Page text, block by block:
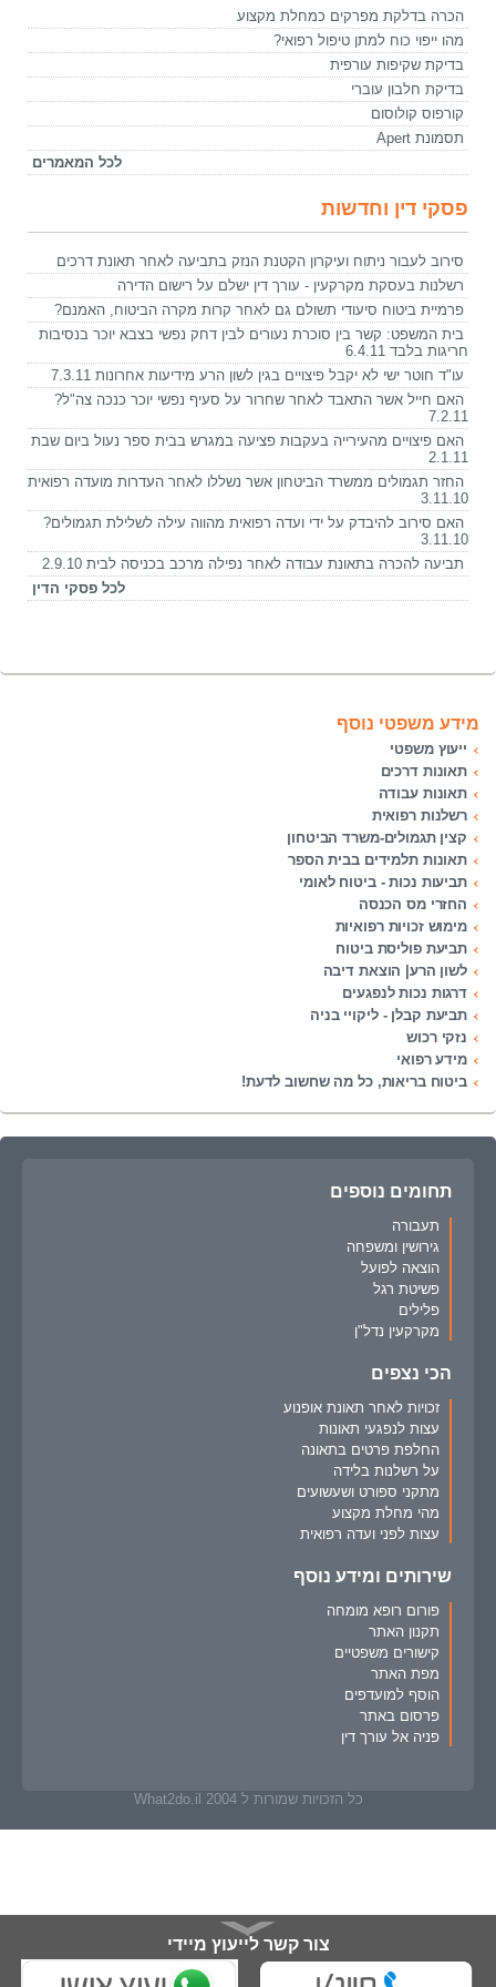
הכרה בדלקת מפרקים כמחלת מקצוע
מהו ייפוי כוח למתן טיפול רפואי?
בדיקת שקיפות עורפית
בדיקת חלבון עוברי
קורפוס קולוסום
תסמונת Apert
לכל המאמרים
פסקי דין וחדשות
סירוב לעבור ניתוח ועיקרון הקטנת הנזק בתביעה לאחר תאונת דרכים
רשלנות בעסקת מקרקעין - עורך דין ישלם על רישום הדירה
פרמיית ביטוח סיעודי תשולם גם לאחר קרות מקרה הביטוח, האמנם?
בית המשפט: קשר בין סוכרת נעורים לבין דחק נפשי בצבא יוכר בנסיבות
חריגות בלבד 6.4.11
עו"ד חוטר ישי לא יקבל פיצויים בגין לשון הרע מידיעות אחרונות 7.3.11
האם חייל אשר התאבד לאחר שחרור על סעיף נפשי יוכר כנכה צה"ל?
7.2.11
האם פיצויים מהעירייה בעקבות פציעה במגרש בבית ספר נעול ביום שבת
2.1.11
החזר תגמולים ממשרד הביטחון אשר נשללו לאחר העדרות מועדה רפואית
3.11.10
האם סירוב להיבדק על ידי ועדה רפואית מהווה עילה לשלילת תגמולים?
3.11.10
תביעה להכרה בתאונת עבודה לאחר נפילה מרכב בכניסה לבית 2.9.10
לכל פסקי הדין
מידע משפטי נוסף
ייעוץ משפטי
תאונות דרכים
תאונות עבודה
רשלנות רפואית
קצין תגמולים-משרד הביטחון
תאונות תלמידים בבית הספר
תביעות נכות - ביטוח לאומי
החזרי מס הכנסה
מימוש זכויות רפואיות
תביעת פוליסת ביטוח
לשון הרע| הוצאת דיבה
דרגות נכות לנפגעים
תביעת קבלן - ליקויי בניה
נזקי רכוש
מידע רפואי
ביטוח בריאות, כל מה שחשוב לדעת!
תחומים נוספים
תעבורה
גירושין ומשפחה
הוצאה לפועל
פשיטת רגל
פלילים
מקרקעין נדל"ן
הכי נצפים
זכויות לאחר תאונת אופנוע
עצות לנפגעי תאונות
החלפת פרטים בתאונה
על רשלנות בלידה
מתקני ספורט ושעשועים
מהי מחלת מקצוע
עצות לפני ועדה רפואית
שירותים ומידע נוסף
פורום רופא מומחה
תקנון האתר
קישורים משפטיים
מפת האתר
הוסף למועדפים
פרסום באתר
פניה אל עורך דין
כל הזכויות שמורות ל What2do.il 2004
צור קשר לייעוץ מיידי